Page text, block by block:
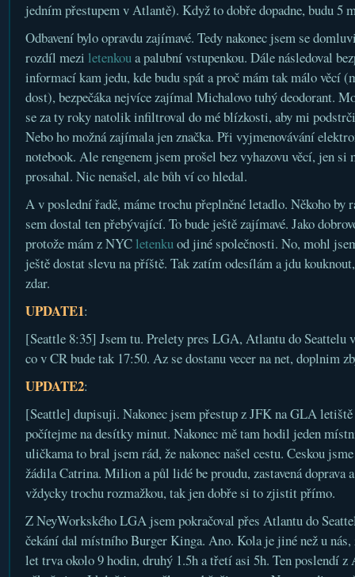
jedním přestupem v Atlantě). Když to dobře dopadne, budu 5
Odbavení bylo opravdu zajímavé. Tedy nakonec jsem se
rozdíl mezi letenkoua palubní vstupenkou. Dále následoval
informací kam jedu, kde budu spát a proč mám tak málo věcí
dost), bezpečáka nejvíce zajímal Michalovo tuhý deodorant.
se za ty roky natolik infiltroval do mé blízkosti, aby mi
Nebo ho možná zajímala jen značka. Při vyjmenovávání
notebook. Ale rengenem jsem prošel bez vyhazovu věcí, jen si
prosahal. Nic nenašel, ale bůh ví co hledal.
A v poslední řadě, máme trochu přeplněné letadlo. Někoho by
sem dostal ten přebývající. To bude ještě zajímavé. Jako
protože mám z NYC letenkuod jiné společnosti. No, mohl
ještě dostat slevu na příště. Tak zatím odesílám a jdu
zdar.
UPDATE1:
[Seattle 8:35] Jsem tu. Prelety pres LGA, Atlantu do Seattelu
co v CR bude tak 17:50. Az se dostanu vecer na net, doplnim
UPDATE2:
[Seattle] dupisuji. Nakonec jsem přestup z JFK na GLA
počítejme na desítky minut. Nakonec mě tam hodil jeden
uličkama to bral jsem rád, že nakonec našel cestu. Ceskou
žádila Catrina. Milion a půl lidé be proudu, zastavená doprava
vždycky trochu rozmažkou, tak jen dobře si to zjistit přímo.
Z NeyWorkského LGA jsem pokračoval přes Atlantu do
čekání dal místního Burger Kinga. Ano. Kola je jiné než u nás,
let trva okolo 9 hodin, druhý 1.5h a třetí asi 5h. Ten poslendí z